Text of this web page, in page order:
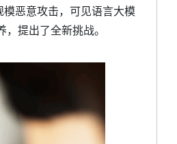
恶意攻击，可见语言大模
提出了全新挑战。